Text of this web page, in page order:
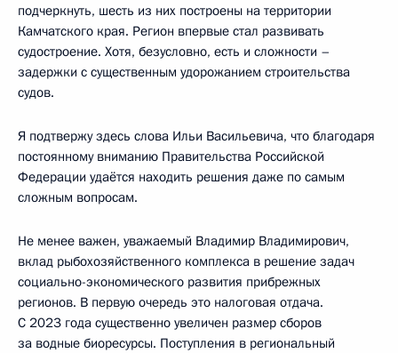
подчеркнуть, шесть из них построены на территории
Камчатского края. Регион впервые стал развивать
судостроение. Хотя, безусловно, есть и сложности –
задержки с существенным удорожанием строительства
судов.
Я подтвержу здесь слова Ильи Васильевича, что благодаря
постоянному вниманию Правительства Российской
Федерации удаётся находить решения даже по самым
сложным вопросам.
Не менее важен, уважаемый Владимир Владимирович,
вклад рыбохозяйственного комплекса в решение задач
социально-экономического развития прибрежных
регионов. В первую очередь это налоговая отдача.
С 2023 года существенно увеличен размер сборов
за водные биоресурсы. Поступления в региональный